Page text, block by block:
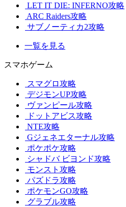
LET IT DIE: INFERNO攻略
ARC Raiders攻略
サブノーティカ2攻略
一覧を見る
スマホゲーム
スマグロ攻略
デジモンUP攻略
ヴァンピール攻略
ドットアビス攻略
NTE攻略
Gジェネエターナル攻略
ポケポケ攻略
シャドバ ビヨンド攻略
モンスト攻略
パズドラ攻略
ポケモンGO攻略
グラブル攻略